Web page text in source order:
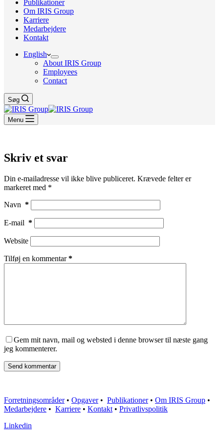
Publikationer
Om IRIS Group
Karriere
Medarbejdere
Kontakt
English
About IRIS Group
Employees
Contact
Søg
Menu
Skriv et svar
Din e-mailadresse vil ikke blive publiceret. Krævede felter er
markeret med *
Navn *
E-mail *
Website
Tilføj en kommentar*
Gem mit navn, mail og websted i denne browser til næste gang
jeg kommenterer.
Send kommentar
Forretningsområder• Opgaver• Publikationer• Om IRIS Group •
Medarbejdere • Karriere • Kontakt • Privatlivspolitik
Linkedin